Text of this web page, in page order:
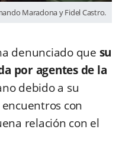
Maradona y Fidel Castro.
denunciado que su
por agentes de la
debido a su
con
relación con el